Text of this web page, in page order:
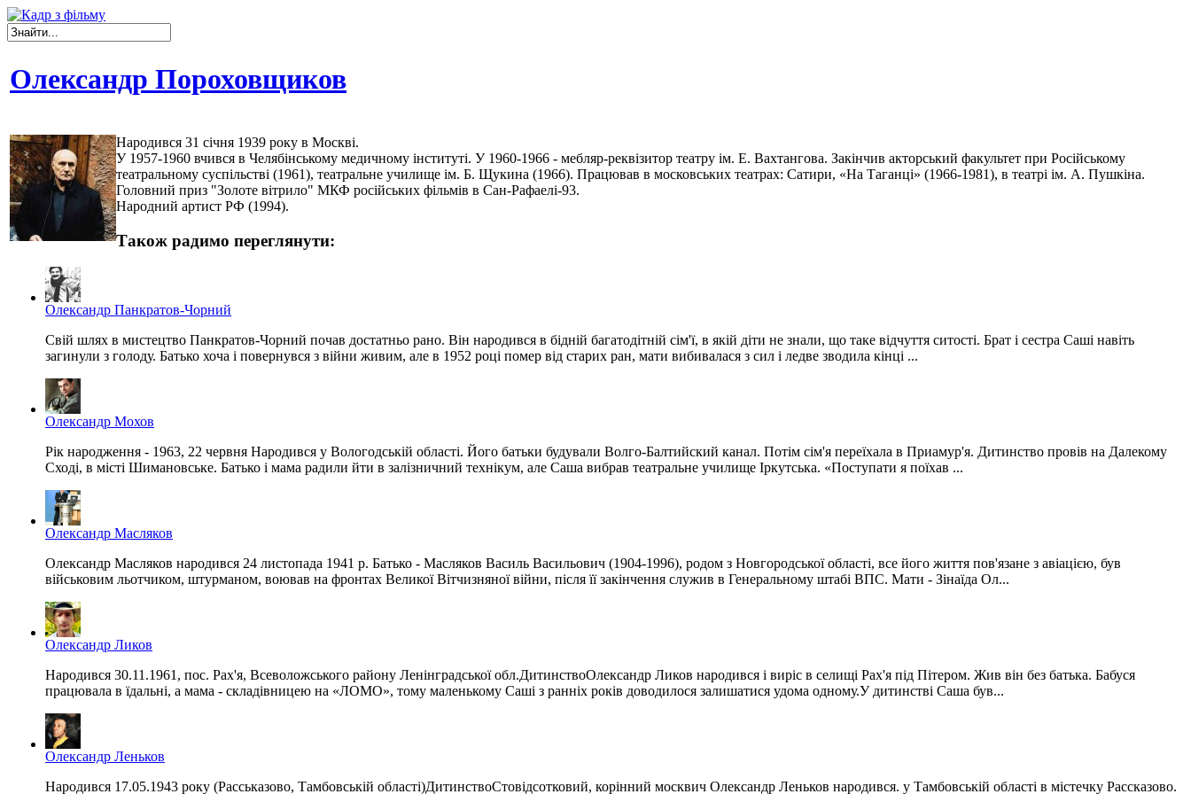
Олександр Пороховщиков
Народився 31 січня 1939 року в Москві.
У 1957-1960 вчився в Челябінському медичному інституті. У 1960-1966 - мебляр-реквізитор театру ім. Е. Вахтангова. Закінчив акторський факультет при Російському
театральному суспільстві (1961), театральне училище ім. Б. Щукина (1966). Працював в московських театрах: Сатири, «На Таганці» (1966-1981), в театрі ім. А. Пушкіна.
Головний приз "Золоте вітрило" МКФ російських фільмів в Сан-Рафаелі-93.
Народний артист РФ (1994).
Також радимо переглянути:
Олександр Панкратов-Чорний
Свій шлях в мистецтво Панкратов-Чорний почав достатньо рано. Він народився в бідній багатодітній сім'ї, в якій діти не знали, що таке відчуття ситості. Брат і сестра Саші навіть
загинули з голоду. Батько хоча і повернувся з війни живим, але в 1952 році помер від старих ран, мати вибивалася з сил і ледве зводила кінці ...
Олександр Мохов
Рік народження - 1963, 22 червня Народився у Вологодській області. Його батьки будували Волго-Балтийский канал. Потім сім'я переїхала в Приамур'я. Дитинство провів на Далекому
Сході, в місті Шимановське. Батько і мама радили йти в залізничний технікум, але Саша вибрав театральне училище Іркутська. «Поступати я поїхав ...
Олександр Масляков
Олександр Масляков народився 24 листопада 1941 р. Батько - Масляков Василь Васильович (1904-1996), родом з Новгородської області, все його життя пов'язане з авіацією, був
військовим льотчиком, штурманом, воював на фронтах Великої Вітчизняної війни, після її закінчення служив в Генеральному штабі ВПС. Мати - Зінаїда Ол...
Олександр Ликов
Народився 30.11.1961, пос. Рах'я, Всеволожського району Ленінградської обл.ДитинствоОлександр Ликов народився і виріс в селищі Рах'я під Пітером. Жив він без батька. Бабуся
працювала в їдальні, а мама - складівницею на «ЛОМО», тому маленькому Саші з ранніх років доводилося залишатися удома одному.У дитинстві Саша був...
Олександр Леньков
Народився 17.05.1943 року (Расськазово, Тамбовській області)ДитинствоСтовідсотковий, корінний москвич Олександр Леньков народився. у Тамбовській області в містечку Рассказово.